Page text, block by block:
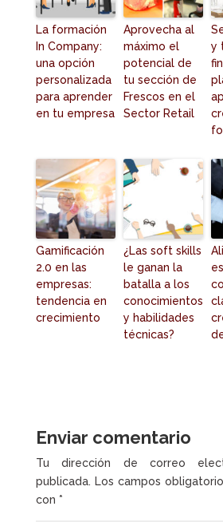
La formación
In Company:
una opción
personalizada
para aprender
en tu empresa
Aprovecha al
máximo el
potencial de
tu sección de
Frescos en el
Sector Retail
y
Gamificación
2.0 en las
empresas:
tendencia en
crecimiento
¿Las soft skills
le ganan la
batalla a los
conocimientos
y habilidades
técnicas?
Enviar comentario
Tu dirección de correo
publicada. Los campos
con *